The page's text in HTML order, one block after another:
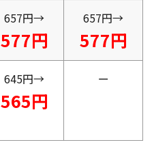
657円→
577円
657円→
577円
645円→
565円
ー